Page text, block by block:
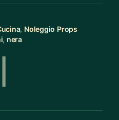
, Noleggio Props
, nera